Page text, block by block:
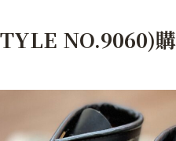
NO.9060)購